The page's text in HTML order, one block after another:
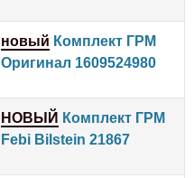
новый Комплект ГРМ
Оригинал 1609524980
НОВЫЙ Комплект ГРМ
Febi Bilstein 21867